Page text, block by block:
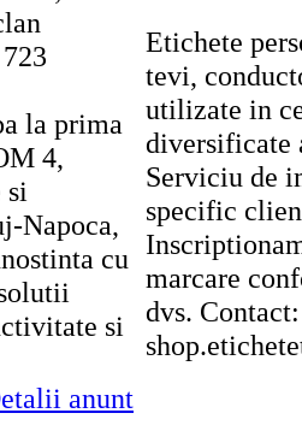
la prima
4,
si
Napoca,
cu
si
anunt
Etichete
tevi,
utilizate in
diversificate
Serviciu de
specific
marcare
dvs.